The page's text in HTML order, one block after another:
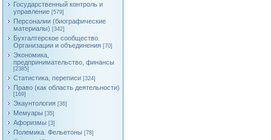
Государственный контроль и
управление [579]
Персоналии (биографические
материалы) [342]
Бухгалтерское сообщество.
Организации и объединения [70]
Экономика,
предпринимательство, финансы
[2385]
Статистика, переписи [324]
Право (как область деятельности)
[169]
Экаунтология [36]
Мемуары [35]
Афоризмы [3]
Полемика. Фельетоны [78]